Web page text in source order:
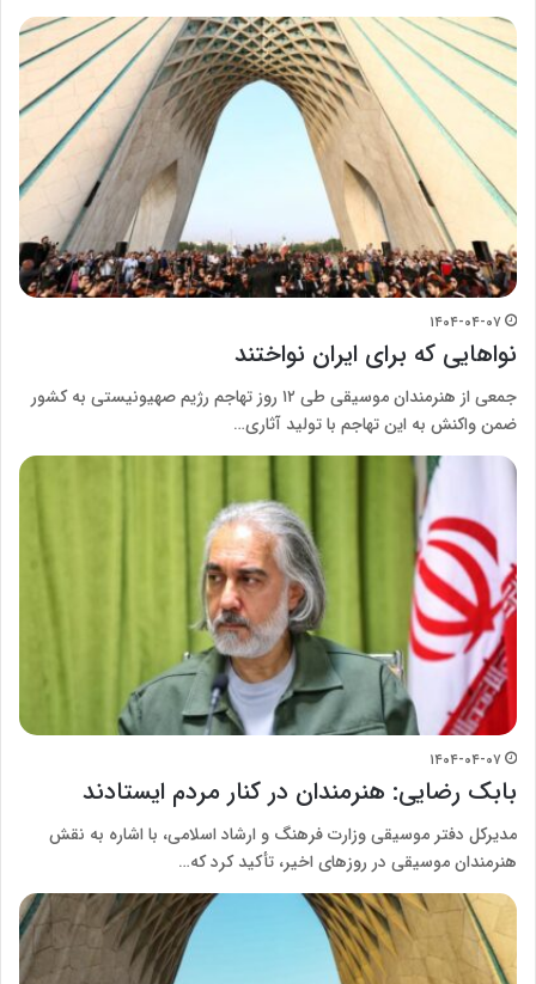
۱۴۰۴-۰۴-۰۷
نواهایی که برای ایران نواختند
جمعی از هنرمندان موسیقی طی ۱۲ روز تهاجم رژیم صهیونیستی به کشور
ضمن واکنش به این تهاجم با تولید آثاری…
۱۴۰۴-۰۴-۰۷
بابک رضایی: هنرمندان در کنار مردم ایستادند
مدیرکل دفتر موسیقی وزارت فرهنگ و ارشاد اسلامی، با اشاره به نقش
هنرمندان موسیقی در روزهای اخیر، تأکید کرد که…